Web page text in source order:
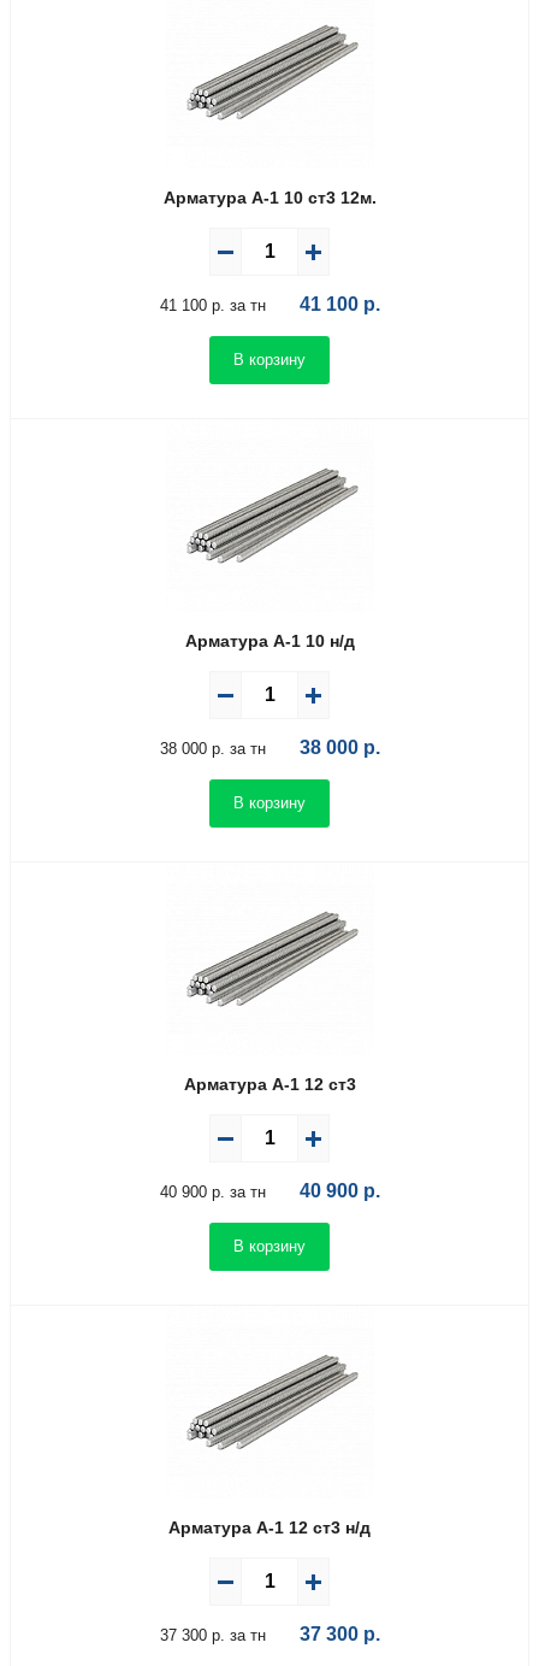
Арматура А-1 10 ст3 12м.
41 100 р. за тн 41 100р.
В корзину
Арматура А-1 10 н/д
38 000 р. за тн 38 000р.
В корзину
Арматура А-1 12 ст3
40 900 р. за тн 40 900р.
В корзину
Арматура А-1 12 ст3 н/д
37 300 р. за тн 37 300р.